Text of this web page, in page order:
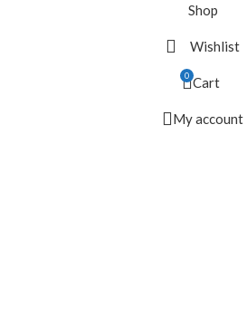
Shop
Wishlist
0 Cart
My account